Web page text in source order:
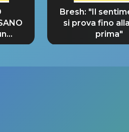
Bresh: "Il
si prova fino
prima"